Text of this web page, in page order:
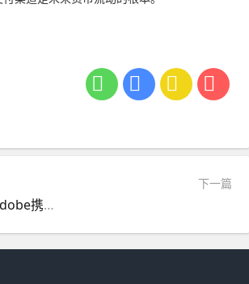
LTIMindtree与Adobe携手推出BlueVerse CraftStudio：助力客户充分提升并加速AI驱动的营销投资回报率的新型营销机构
下一篇